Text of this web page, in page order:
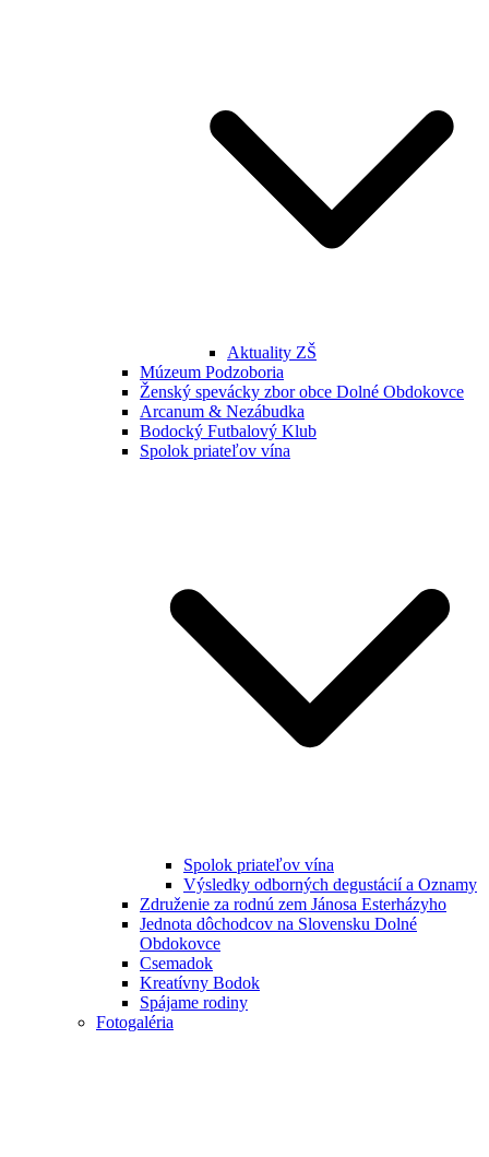
Aktuality ZŠ
Múzeum Podzoboria
Ženský spevácky zbor obce Dolné Obdokovce
Arcanum & Nezábudka
Bodocký Futbalový Klub
Spolok priateľov vína
Spolok priateľov vína
Výsledky odborných degustácií a Oznamy
Združenie za rodnú zem Jánosa Esterházyho
Jednota dôchodcov na Slovensku Dolné
Obdokovce
Csemadok
Kreatívny Bodok
Spájame rodiny
Fotogaléria